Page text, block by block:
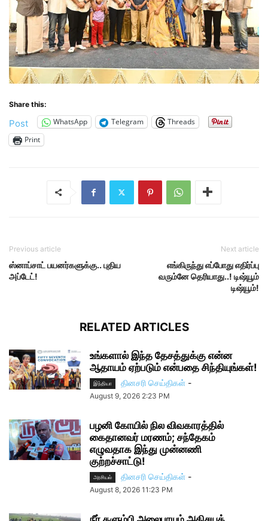
Share this:
Post WhatsApp Telegram
Threads
Print
Previous article
ஸ்னாப்சாட் பயனர்களுக்கு.. புதிய
அப்டேட்!
Next article
எங்கிருந்து எப்போது எதிர்ப்பு
வரும்னே தெரியாது..! டிஷ்யூம்
டிஷ்யூம்!
RELATED ARTICLES
உங்களால் இந்த தேசத்துக்கு என்ன
ஆதாயம் ஏற்படும் என்பதை சிந்தியுங்கள்!
இந்தியா தினசரி செய்திகள் -
August 9, 2026 2:23 PM
பழனி கோயில் நில விவகாரத்தில்
கைதானவர் மரணம்; சந்தேகம்
எழுவதாக இந்து முன்னணி
குற்றச்சாட்டு!
அரசியல் தினசரி செய்திகள் -
August 8, 2026 11:23 PM